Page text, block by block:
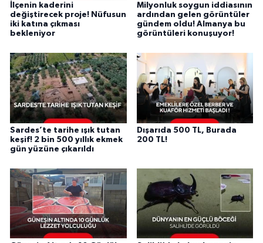
İlçenin kaderini
değiştirecek proje! Nüfusun
iki katına çıkması
bekleniyor
Milyonluk soygun iddiasının
ardından gelen görüntüler
gündem oldu! Almanya bu
görüntüleri konuşuyor!
Sardes’te tarihe ışık tutan
keşif! 2 bin 500 yıllık ekmek
gün yüzüne çıkarıldı
Dışarıda 500 TL, Burada
200 TL!